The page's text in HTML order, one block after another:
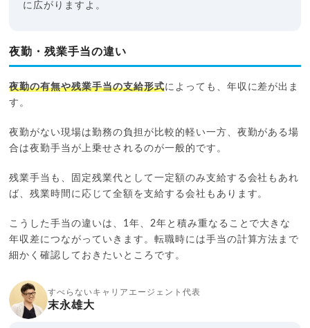
に広がりますよ。
夜勤・残業手当の違い
夜勤の有無や残業手当の支給形式によっても、年収に差が出ま
す。
夜勤がない現場は勤務の負担が比較的軽い一方、夜勤がある場
合は夜勤手当が上乗せされるのが一般的です。
残業手当も、固定残業代として一定額のみ支給する会社もあれ
ば、残業時間に応じて全額を支給する会社もあります。
こうした手当の違いは、1年、2年と積み重なることで大きな
年収差につながっていきます。転職時には手当の計算方法まで
細かく確認しておきたいところです。
すべらないキャリアエージェント代表
末永雄大